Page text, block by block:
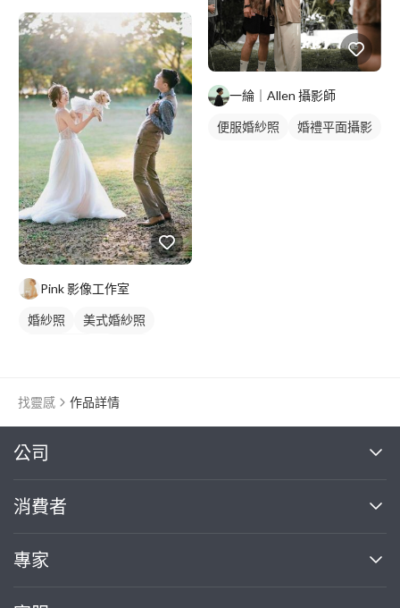
Pink 影像工作室
婚紗照
美式婚紗照
類婚紗
一綸｜Allen 攝影師
便服婚紗照 婚禮平面攝影
找靈感 作品詳情
公司
關於我們
部落格
加入我們
消費者
買服務
專家
案件中心
繼續完成